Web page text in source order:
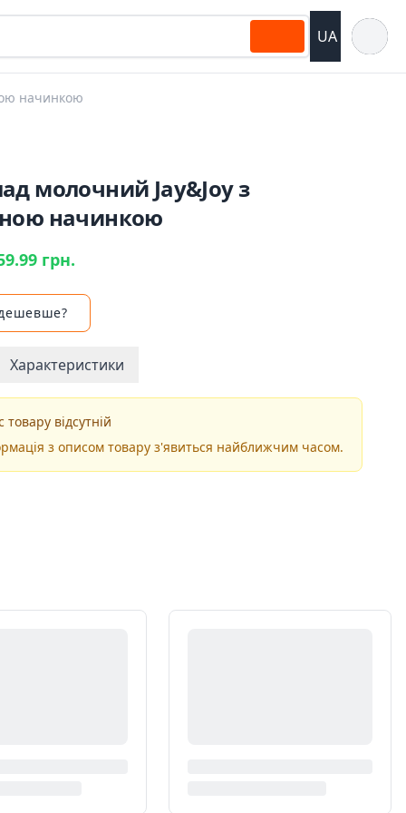
UA
начинкою
молочний Jay&Joy з
начинкою
грн.
Характеристики
товару відсутній
з описом товару з'явиться найближчим часом.